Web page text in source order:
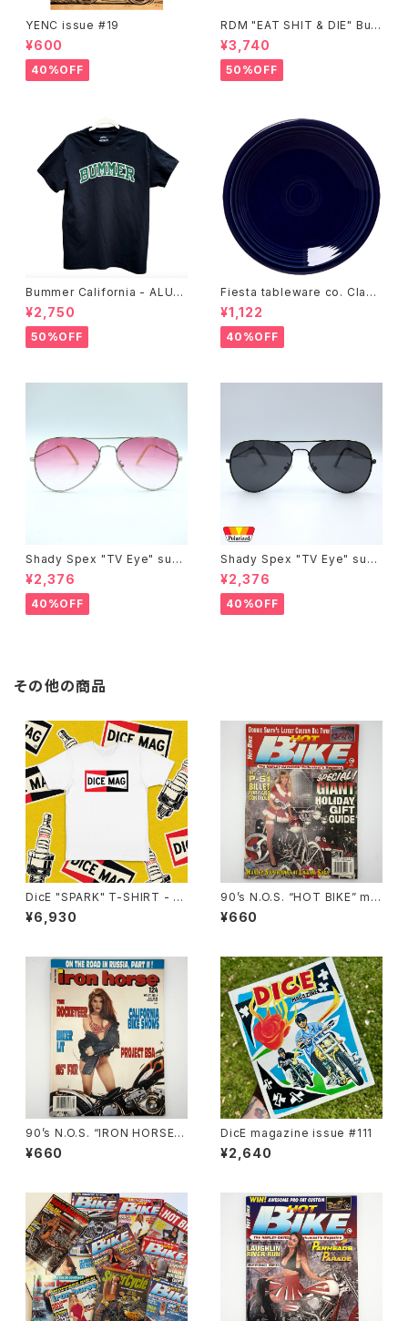
YENC issue #19
¥600
40%OFF
RDM "EAT SHIT & DIE" Buc
ket Hat
¥3,740
50%OFF
Bummer California - ALUM
T-SHIRT,black
¥2,750
50%OFF
Fiesta tableware co. Class
ic Rim 7-1/4 Inch Salad Pla
te
¥1,122
40%OFF
Shady Spex "TV Eye" sung
lasses, Silver w/Rose Grad
ient lenses
¥2,376
40%OFF
Shady Spex "TV Eye" sung
lasses, Black w/Polarized
Grey lenses
¥2,376
40%OFF
その他の商品
DicE "SPARK" T-SHIRT - W
HITE
¥6,930
90’s N.O.S. “HOT BIKE” ma
gazine #27-12(Dec.’95 iss
ue)
¥660
90’s N.O.S. “IRON HORSE”
magazine #124(Apr.’93 iss
ue)
¥660
DicE magazine issue #111
¥2,640